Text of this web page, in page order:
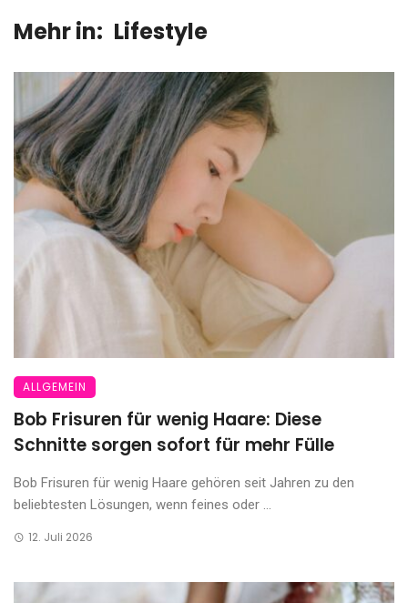
Mehr in: Lifestyle
ALLGEMEIN
Bob Frisuren für wenig Haare: Diese
Schnitte sorgen sofort für mehr Fülle
Bob Frisuren für wenig Haare gehören seit Jahren zu den
beliebtesten Lösungen, wenn feines oder ...
12. Juli 2026